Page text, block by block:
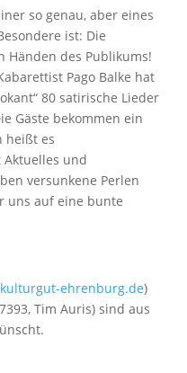
so genau, aber eines
ist: Die
Händen des Publikums!
Pago Balke hat
80 satirische Lieder
Gäste bekommen ein
heißt es
Aktuelles und
versunkene Perlen
uns auf eine bunte
ehrenburg.de)
Tim Auris) sind aus